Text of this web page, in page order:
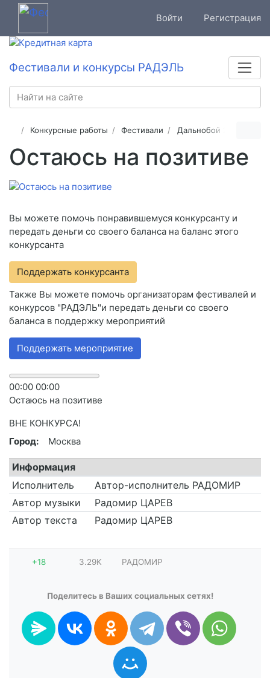
Войти Регистрация
Фестивали и конкурсы РАДЭЛЬ
Конкурсные работы Фестивали Дальнобой 2025
Остаюсь на позитиве
Вы можете помочь понравившемуся конкурсанту и
передать деньги со своего баланса на баланс этого
конкурсанта
Поддержать конкурсанта
Также Вы можете помочь организаторам фестивалей и
конкурсов "РАДЭЛЬ"и передать деньги со своего
баланса в поддержку мероприятий
Поддержать мероприятие
00:00 00:00
Остаюсь на позитиве
ВНЕ КОНКУРСА!
Город:
Москва
Информация
Исполнитель
Автор-исполнитель РАДОМИР
Автор музыки
Радомир ЦАРЕВ
Автор текста
Радомир ЦАРЕВ
+18 3.29K РАДОМИР
Поделитесь в Ваших социальных сетях!